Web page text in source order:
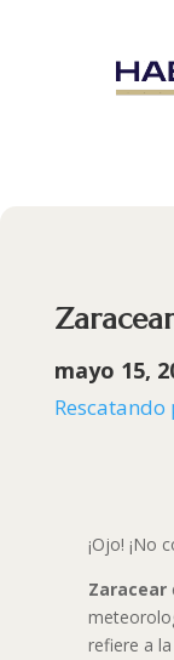
Zaracear
mayo 15,
¡Ojo! ¡No
Zaracear
refiere a